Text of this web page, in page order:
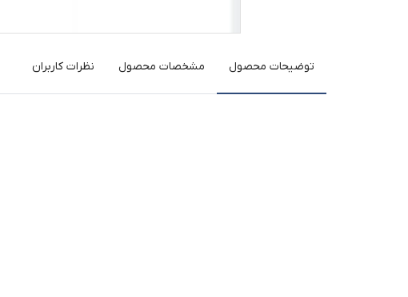
توضیحات محصول مشخصات محصول نظرات کاربران